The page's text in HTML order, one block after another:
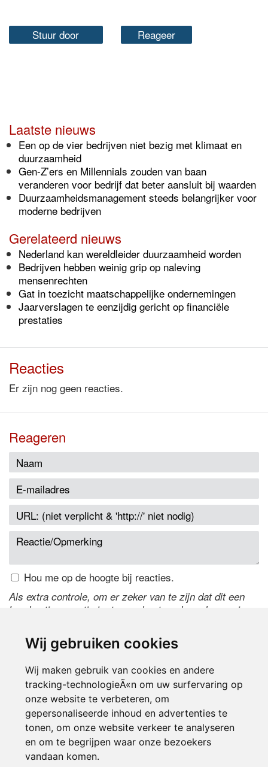
Wij gebruiken cookies
Wij maken gebruik van cookies en andere
tracking-technologieÃ«n om uw surfervaring op
onze website te verbeteren, om
gepersonaliseerde inhoud en advertenties te
tonen, om onze website verkeer te analyseren
en om te begrijpen waar onze bezoekers
vandaan komen.
Stuur door Reageer
Laatste nieuws
Een op de vier bedrijven niet bezig met klimaat en
duurzaamheid
Gen-Z’ers en Millennials zouden van baan
veranderen voor bedrijf dat beter aansluit bij waarden
Duurzaamheidsmanagement steeds belangrijker voor
moderne bedrijven
Gerelateerd nieuws
Nederland kan wereldleider duurzaamheid worden
Bedrijven hebben weinig grip op naleving
mensenrechten
Gat in toezicht maatschappelijke ondernemingen
Jaarverslagen te eenzijdig gericht op financiële
prestaties
Reacties
Er zijn nog geen reacties.
Reageren
Hou me op de hoogte bij reacties.
Als extra controle, om er zeker van te zijn dat dit een
handmatige reactie is, typ onderstaande code over in
de code te wijzigen.